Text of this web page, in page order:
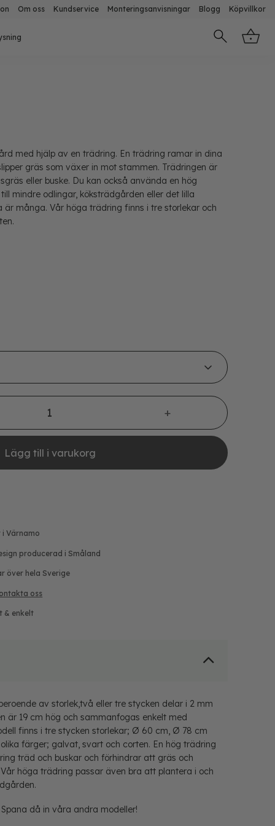
Om oss Kundservice Monteringsanvisningar Blogg Köpvillkor
med hjälp av en trädring. En trädring ramar in dina
gräs som växer in mot stammen. Trädringen är
eller buske. Du kan också använda en hög
mindre odlingar, köksträdgården eller det lilla
är många. Vår höga trädring finns i tre storlekar och
Lägg till i varukorg
Värnamo
producerad i Småland
över hela Sverige
oss
& enkelt
av storlek,två eller tre stycken delar i 2 mm
är 19 cm hög och sammanfogas enkelt med
finns i tre stycken storlekar; Ø 60 cm, Ø 78 cm
färger; galvat, svart och corten. En hög trädring
träd och buskar och förhindrar att gräs och
höga trädring passar även bra att plantera i och
då in våra andra modeller!